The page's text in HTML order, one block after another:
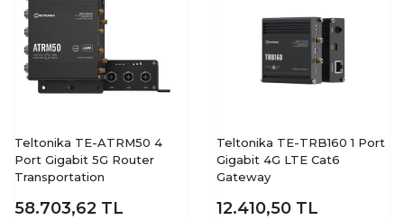
Teltonika TE-ATRM50 4
Port Gigabit 5G Router
Transportation
58.703,62 TL
Teltonika TE-TRB160 1 Port
Gigabit 4G LTE Cat6
Gateway
12.410,50 TL